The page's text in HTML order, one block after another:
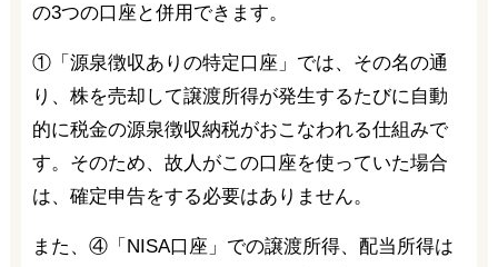
の3つの口座と併用できます。
①「源泉徴収ありの特定口座」では、その名の通
り、株を売却して譲渡所得が発生するたびに自動
的に税金の源泉徴収納税がおこなわれる仕組みで
す。そのため、故人がこの口座を使っていた場合
は、確定申告をする必要はありません。
また、④「NISA口座」での譲渡所得、配当所得は